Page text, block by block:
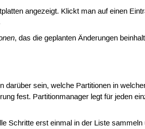
angezeigt. Klickt man auf einen
, das die geplanten Änderungen
sein, welche Partitionen in
fest. Partitionmanager legt für jeden
Schritte erst einmal in der Liste